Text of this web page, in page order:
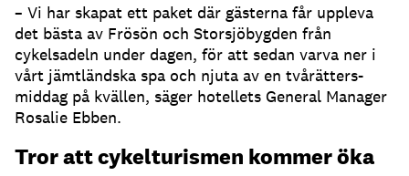
– Vi har skapat ett paket där gästerna får uppleva
det bästa av Frösön och Storsjöbygden från
cykelsadeln under dagen, för att sedan varva ner i
vårt jämtländska spa och njuta av en tvårätters-
middag på kvällen, säger hotellets General Manager
Rosalie Ebben.
Tror att cykelturismen kommer öka